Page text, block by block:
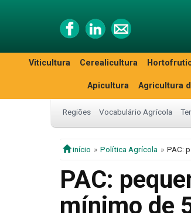
Viticultura Cerealicultura
Apicultura Agricultura
Regiões Vocabulário Agrícola
início Política Agrícola PAC:
PAC:
mínimo de